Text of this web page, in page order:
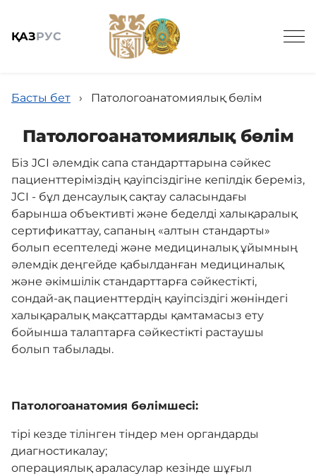
ҚАЗРУС
Жалпы мәлімет
Поликлиника
Диагностика
Терапия
Хирургия
Ақылы қызметтер
Басты бет › Патологоанатомиялық бөлім
Патологоанатомиялық бөлім
Біз JCI әлемдік сапа стандарттарына сәйкес
пациенттеріміздің қауіпсіздігіне кепілдік береміз,
JCI - бұл денсаулық сақтау саласындағы
барынша объективті және беделді халықаралық
сертификаттау, сапаның «алтын стандарты»
болып есептеледі және медициналық ұйымның
әлемдік деңгейде қабылданған медициналық
және әкімшілік стандарттарға сәйкестікті,
сондай-ақ пациенттердің қауіпсіздігі жөніндегі
халықаралық мақсаттарды қамтамасыз ету
бойынша талаптарға сәйкестікті растаушы
болып табылады.
Патологоанатомия бөлімшесі:
тірі кезде тілінген тіндер мен органдарды
диагностикалау;
операциялық араласулар кезінде шұғыл